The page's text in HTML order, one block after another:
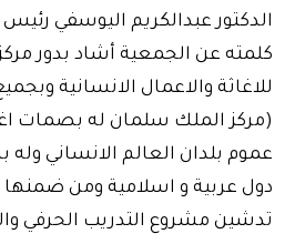
كلمته عن الجمعية أشاد بدور
للاغاثة والاعمال الانسانية
(مركز الملك سلمان له بصمات
عموم بلدان العالم الانساني
دول عربية و اسلامية ومن ضمنها
تدشين مشروع التدريب الحرفي